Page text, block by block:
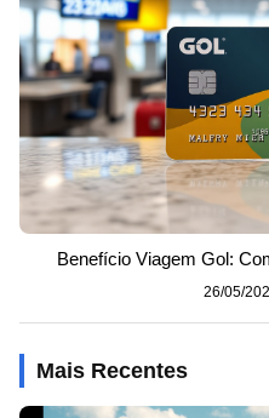
Benefício Viagem Gol:
26/05/
Mais Recentes